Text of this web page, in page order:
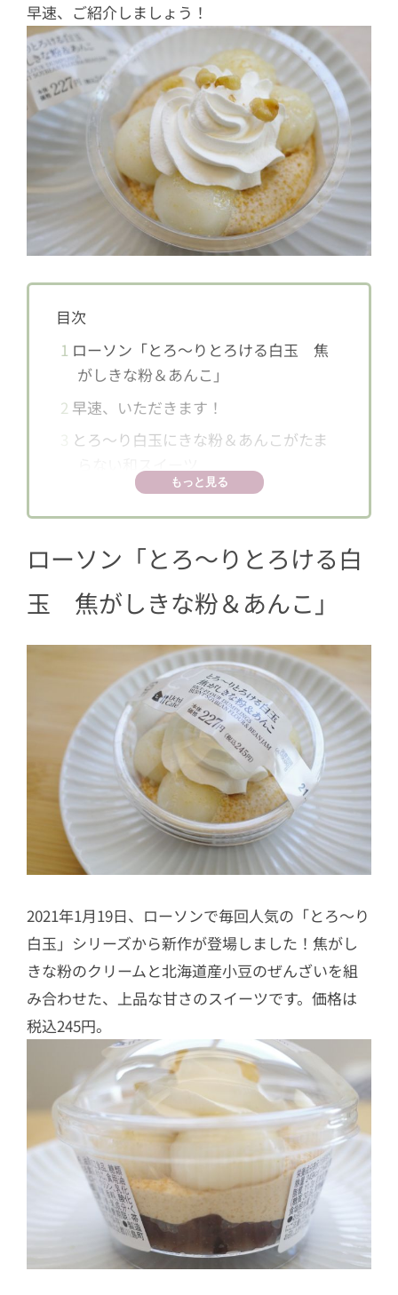
早速、ご紹介しましょう！
目次
1 ローソン「とろ〜りとろける白玉 焦
がしきな粉＆あんこ」
2 早速、いただきます！
とろ～り白玉にきな粉＆あんこがたま
もっと見る
ローソン「とろ〜りとろける白
玉 焦がしきな粉＆あんこ」
2021年1月19日、ローソンで毎回人気の「とろ～り
白玉」シリーズから新作が登場しました！焦がし
きな粉のクリームと北海道産小豆のぜんざいを組
み合わせた、上品な甘さのスイーツです。価格は
税込245円。